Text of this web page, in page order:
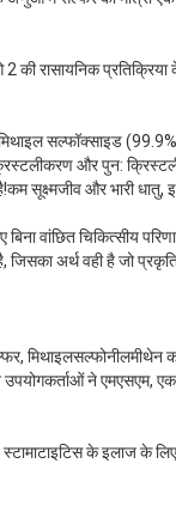
रासायनिक प्रतिक्रिया
सल्फॉक्साइड
और पुन:
सूक्ष्मजीव और भारी
वांछित चिकित्सीय
अर्थ वही है जो
ने एमएसएम, एक
स्टामाटाइटिस के इलाज